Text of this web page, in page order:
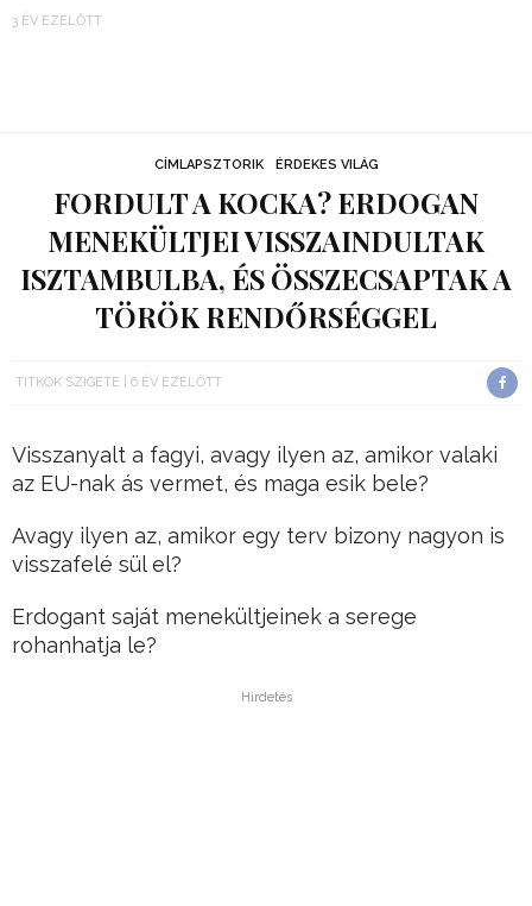
3 ÉV EZELŐTT
CÍMLAPSZTORIK ÉRDEKES VILÁG
FORDULT A KOCKA? ERDOGAN
MENEKÜLTJEI VISSZAINDULTAK
ISZTAMBULBA, ÉS ÖSSZECSAPTAK A
TÖRÖK RENDŐRSÉGGEL
TITKOK SZIGETE 6 ÉV EZELŐTT
Visszanyalt a fagyi, avagy ilyen az, amikor valaki
az EU-nak ás vermet, és maga esik bele?
Avagy ilyen az, amikor egy terv bizony nagyon is
visszafelé sül el?
Erdogant saját menekültjeinek a serege
rohanhatja le?
Hirdetés